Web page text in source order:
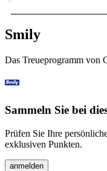
Smily
Das Treueprogramm von
Sammeln Sie bei
Prüfen Sie Ihre
exklusiven Punkten.
anmelden